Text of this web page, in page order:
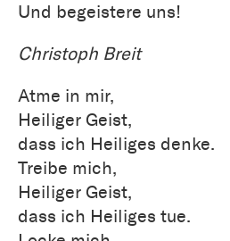
Und begeistere uns!
Christoph Breit
Atme in mir,
Heiliger Geist,
dass ich Heiliges denke.
Treibe mich,
Heiliger Geist,
dass ich Heiliges tue.